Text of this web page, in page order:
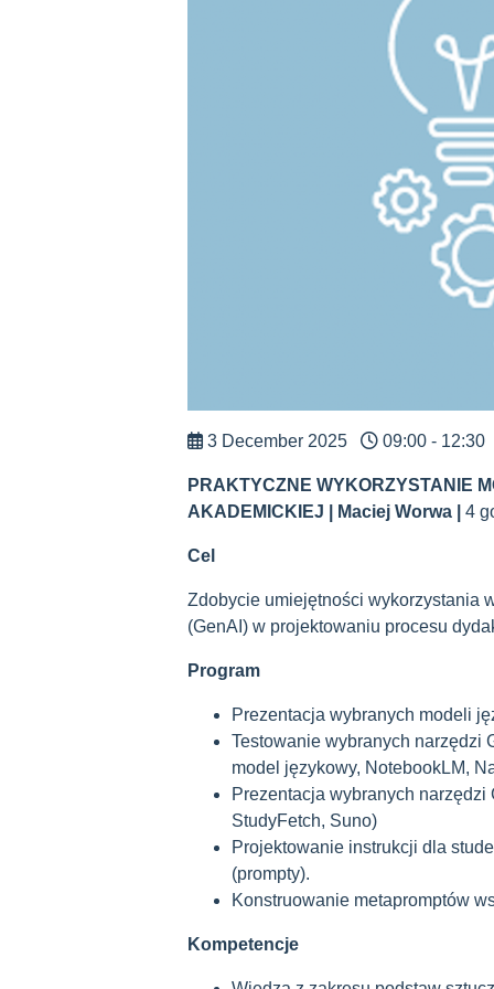
3 December 2025 09:00 - 12:30
PRAKTYCZNE WYKORZYSTANIE
AKADEMICKIEJ | Maciej Worwa | 4
Cel
Zdobycie umiejętności wykorzystania
(GenAI) w projektowaniu procesu
Program
Prezentacja wybranych modeli
Testowanie wybranych narzędzi
model językowy, NotebookLM,
Prezentacja wybranych
StudyFetch, Suno)
Projektowanie instrukcji dla
(prompty).
Konstruowanie metapromptów
Kompetencje